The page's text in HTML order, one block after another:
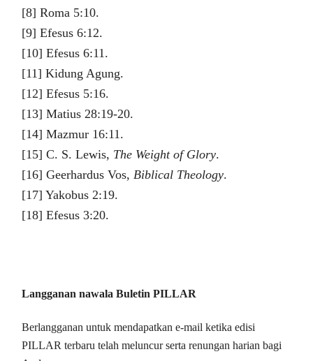
[8] Roma 5:10.
[9] Efesus 6:12.
[10] Efesus 6:11.
[11] Kidung Agung.
[12] Efesus 5:16.
[13] Matius 28:19-20.
[14] Mazmur 16:11.
[15] C. S. Lewis, The Weight of Glory.
[16] Geerhardus Vos,Biblical Theology.
[17] Yakobus 2:19.
[18] Efesus 3:20.
Langganan nawala Buletin PILLAR
Berlangganan untuk mendapatkan e-mail ketika edisi
PILLAR terbaru telah meluncur serta renungan harian bagi